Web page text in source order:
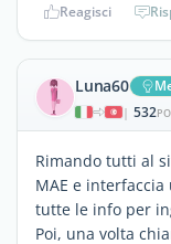
Reagisci
Luna60
| 532
Rimando tutti al
MAE e
tutte le info per
Poi, una volta